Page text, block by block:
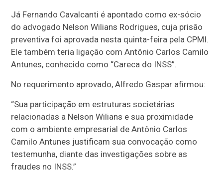
Já Fernando Cavalcanti é apontado como ex-sócio
do advogado Nelson Wilians Rodrigues, cuja prisão
preventiva foi aprovada nesta quinta-feira pela CPMI.
Ele também teria ligação com Antônio Carlos Camilo
Antunes, conhecido como “Careca do INSS”.
No requerimento aprovado, Alfredo Gaspar afirmou:
“Sua participação em estruturas societárias
relacionadas a Nelson Wilians e sua proximidade
com o ambiente empresarial de Antônio Carlos
Camilo Antunes justificam sua convocação como
testemunha, diante das investigações sobre as
fraudes no INSS.”